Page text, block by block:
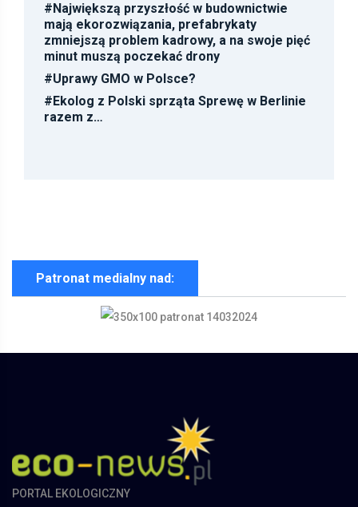
#Największą przyszłość w budownictwie
mają ekorozwiązania, prefabrykaty
zmniejszą problem kadrowy, a na swoje pięć
minut muszą poczekać drony
#Uprawy GMO w Polsce?
#Ekolog z Polski sprząta Sprewę w Berlinie
razem z…
Patronat medialny nad:
PORTAL EKOLOGICZNY